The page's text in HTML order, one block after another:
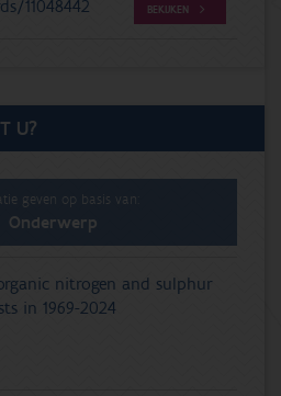
11048442 BEKIJKEN
U?
geven op basis van:
Onderwerp
nitrogen and sulphur
in 1969-2024